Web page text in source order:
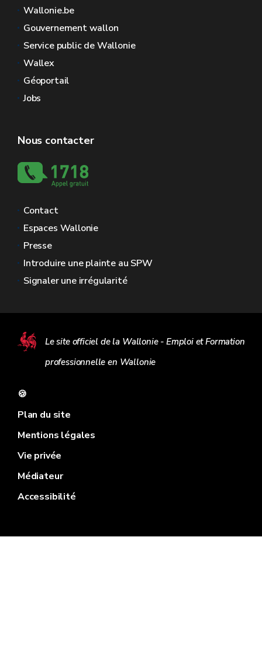
Wallonie.be
Gouvernement wallon
Service public de Wallonie
Wallex
Géoportail
Jobs
Nous contacter
Contact
Espaces Wallonie
Presse
Introduire une plainte au SPW
Signaler une irrégularité
Le site officiel de la Wallonie - Emploi et Formation
professionnelle en Wallonie
🍪
Plan du site
Mentions légales
Vie privée
Médiateur
Accessibilité